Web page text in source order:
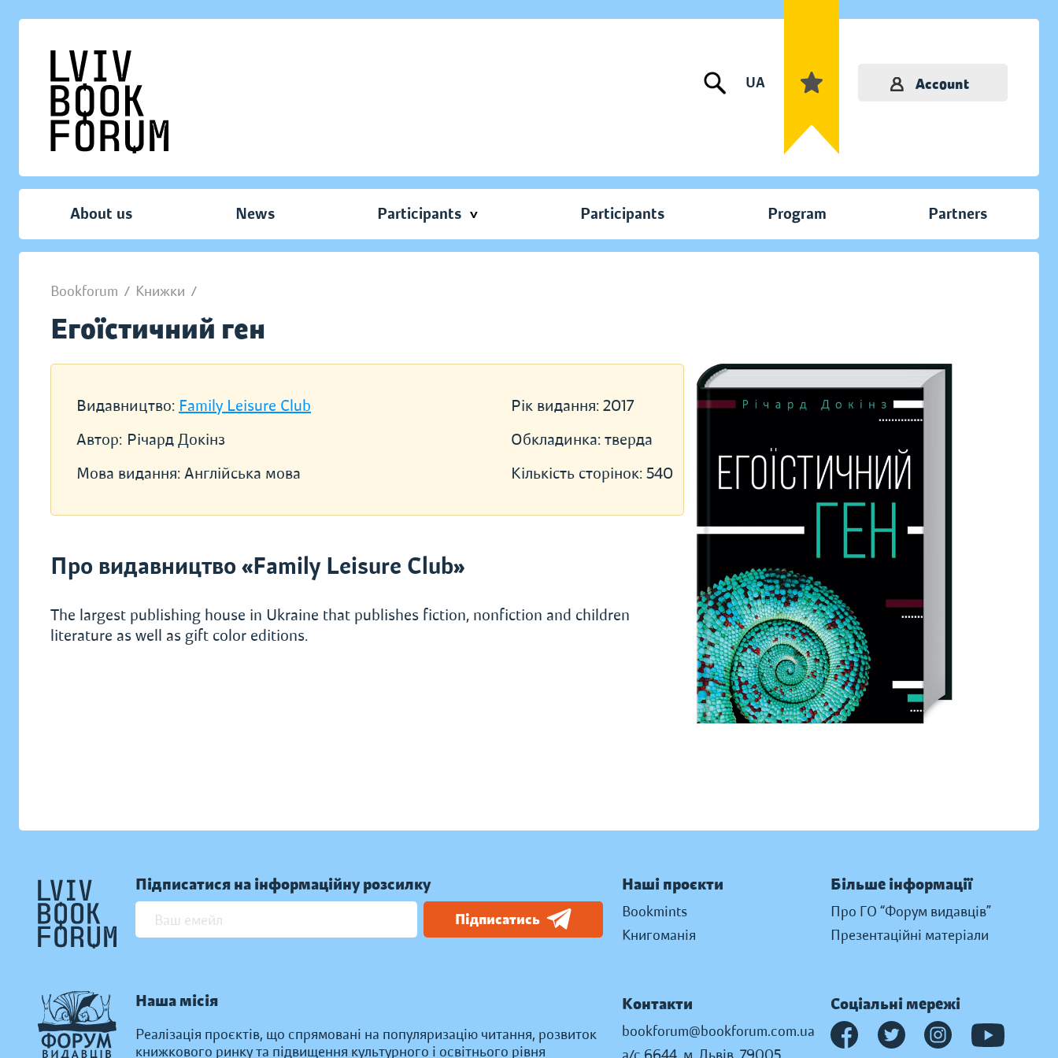
UA Account
About us News Participants Participants Program Partners
Bookforum / Книжки /
Егоїстичний ген
Видавництво: Family Leisure Club
Автор: Річард Докінз
Мова видання: Англійська мова
Рік видання: 2017
Обкладинка: тверда
Кількість сторінок: 540
Про видавництво «Family Leisure Club»
The largest publishing house in Ukraine that publishes fiction, nonfiction and children
literature as well as gift color editions.
Підписатися на інформаційну розсилку
Підписатись
Наша місія
Реалізація проєктів, що спрямовані на популяризацію читання, розвиток
книжкового ринку та підвищення культурного і освітнього рівня
Наші проєкти
Bookmints
Книгоманія
Більше інформації
Про ГО “Форум видавців”
Презентаційні матеріали
Контакти
bookforum@bookforum.com.ua
Соціальні мережі